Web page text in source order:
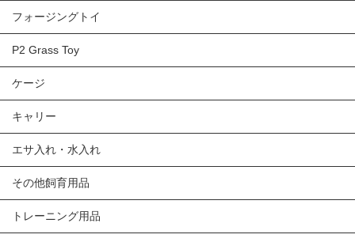
フォージングトイ
P2 Grass Toy
ケージ
キャリー
エサ入れ・水入れ
その他飼育用品
トレーニング用品